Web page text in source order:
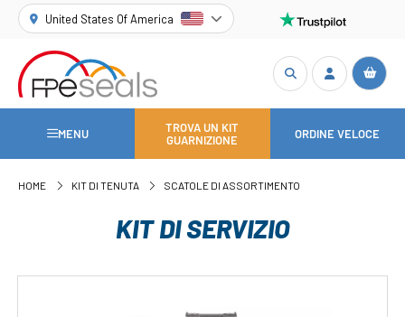
United States Of America
MENU
TROVA UN KIT
GUARNIZIONE
ORDINE VELOCE
HOME KIT DI TENUTA SCATOLE DI ASSORTIMENTO
KIT DI SERVIZIO